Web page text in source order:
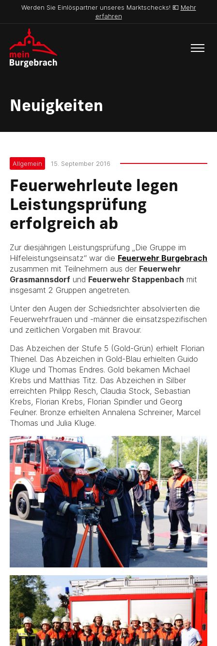
Werden Sie Einlöspartner unseres Marktschecks! 💶 Mehr
erfahren
Neuigkeiten
Allgemein 15. September 2016
Feuerwehrleute legen
Leistungsprüfung
erfolgreich ab
Zur diesjährigen Leistungsprüfung „Die Gruppe im
Hilfeleistungseinsatz“ war die Feuerwehr Burgebrach
zusammen mit Teilnehmern aus der Feuerwehr
Grasmannsdorf und Feuerwehr Stappenbach mit
insgesamt 2 Gruppen angetreten.
Unter den Augen der Schiedsrichter absolvierten die
Feuerwehrfrauen und -männer die einsatzspezifischen
und zeitlichen Vorgaben mit Bravour.
Das Abzeichen der Stufe 5 (Gold-Grün) erhielt Florian
Thienel. Das Abzeichen in Gold-Blau erhielten Guido
Kluge und Thomas Endres. Gold bekamen Michael
Krebs und Matthias Titz. Das Abzeichen in Silber
erreichten Philipp Resch, Claudia Stock, Sebastian
Krebs, Florian Krebs, Florian Spindler und Georg
Feulner. Bronze erhielten Annalena Schreiner, Marcel
Thomas und Julia Kluge.